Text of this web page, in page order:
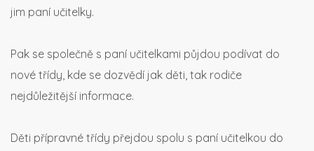
jim paní učitelky.
Pak se společně s paní učitelkami půjdou podívat do
nové třídy, kde se dozvědí jak děti, tak rodiče
nejdůležitější informace.
Děti přípravné třídy přejdou spolu s paní učitelkou do